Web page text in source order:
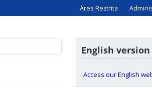
Área Restrita
English version
Access our English